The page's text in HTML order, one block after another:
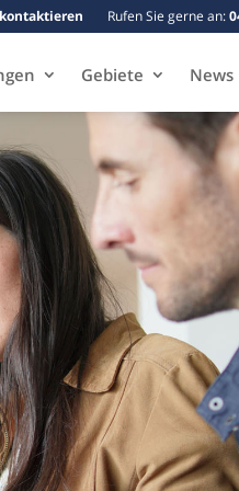
Rufen Sie gerne an:
Gebiete News